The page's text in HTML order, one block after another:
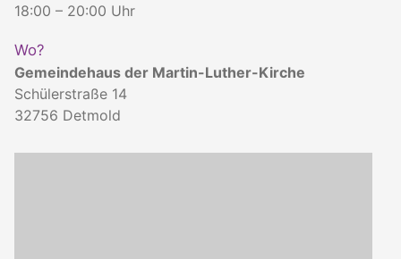
18:00 – 20:00 Uhr
Wo?
Gemeindehaus der Martin-Luther-Kirche
Schülerstraße 14
32756 Detmold